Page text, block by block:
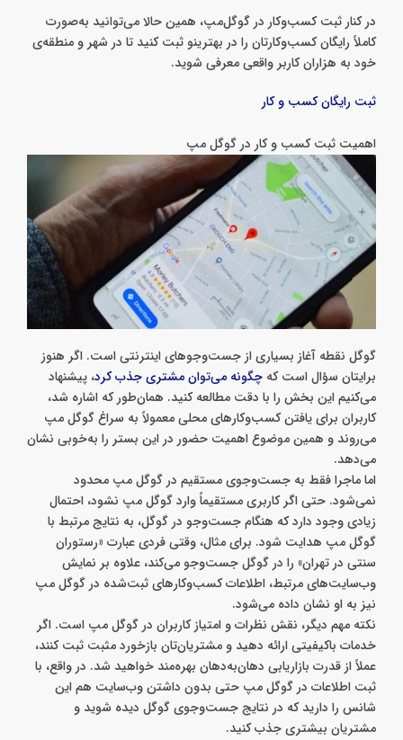
در کنار ثبت کسب‌وکار در گوگل‌مپ، همین حالا می‌توانید به‌صورت
کاملاً رایگان کسب‌وکارتان را در بهترینو ثبت کنید تا در شهر و منطقه‌ی
خود به هزاران کاربر واقعی معرفی شوید.
ثبت رایگان کسب و کار
اهمیت ثبت کسب و کار در گوگل مپ
گوگل نقطه آغاز بسیاری از جست‌وجوهای اینترنتی است. اگر هنوز
برایتان سؤال است که چگونه می‌توان مشتری جذب کرد، پیشنهاد
می‌کنیم این بخش را با دقت مطالعه کنید. همان‌طور که اشاره شد،
کاربران برای یافتن کسب‌وکارهای محلی معمولاً به سراغ گوگل مپ
می‌روند و همین موضوع اهمیت حضور در این بستر را به‌خوبی نشان
می‌دهد.
اما ماجرا فقط به جست‌وجوی مستقیم در گوگل مپ محدود
نمی‌شود. حتی اگر کاربری مستقیماً وارد گوگل مپ نشود، احتمال
زیادی وجود دارد که هنگام جست‌وجو در گوگل، به نتایج مرتبط با
گوگل مپ هدایت شود. برای مثال، وقتی فردی عبارت «رستوران
سنتی در تهران» را در گوگل جست‌وجو می‌کند، علاوه بر نمایش
وب‌سایت‌های مرتبط، اطلاعات کسب‌وکارهای ثبت‌شده در گوگل مپ
نیز به او نشان داده می‌شود.
نکته مهم دیگر، نقش نظرات و امتیاز کاربران در گوگل مپ است. اگر
خدمات باکیفیتی ارائه دهید و مشتریان‌تان بازخورد مثبت ثبت کنند،
عملاً از قدرت بازاریابی دهان‌به‌دهان بهره‌مند خواهید شد. در واقع، با
ثبت اطلاعات در گوگل مپ حتی بدون داشتن وب‌سایت هم این
شانس را دارید که در نتایج جست‌وجوی گوگل دیده شوید و
مشتریان بیشتری جذب کنید.